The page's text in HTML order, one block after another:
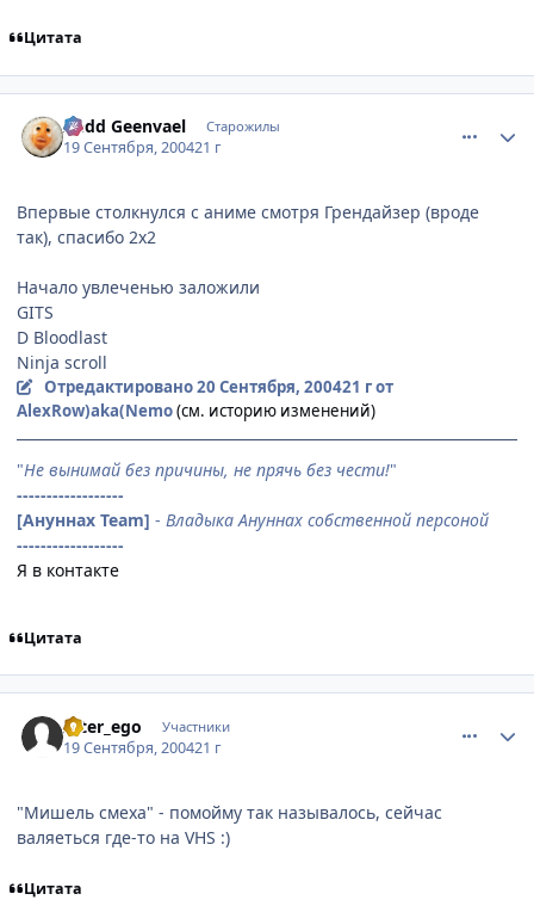
Цитата
Aedd Geenvael Старожилы
19 Сентября, 200421 г
Впервые столкнулся с аниме смотря Грендайзер (вроде
так), спасибо 2х2
Начало увлеченью заложили
GITS
D Bloodlast
Ninja scroll
Отредактировано20 Сентября, 200421 гот
AlexRow)aka(Nemo(см. историю изменений)
"Не вынимай без причины, не прячь без чести!"
------------------
[Ануннах Team] - Владыка Ануннах собственной персоной
------------------
Я в контакте
Цитата
Alter_ego Участники
19 Сентября, 200421 г
"Мишель смеха" - помойму так называлось, сейчас
валяеться где-то на VHS :)
Цитата